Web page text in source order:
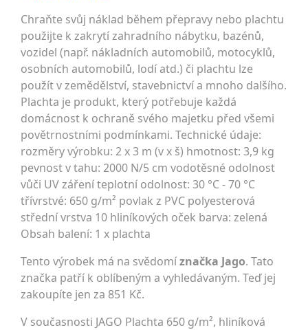
Chraňte svůj náklad během přepravy nebo plachtu
použijte k zakrytí zahradního nábytku, bazénů,
vozidel (např. nákladních automobilů, motocyklů,
osobních automobilů, lodí atd.) či plachtu lze
použít v zemědělství, stavebnictví a mnoho dalšího.
Plachta je produkt, který potřebuje každá
domácnost k ochraně svého majetku před všemi
povětrnostními podmínkami. Technické údaje:
rozměry výrobku: 2 x 3 m (v x š) hmotnost: 3,9 kg
pevnost v tahu: 2000 N/5 cm vodotěsné odolnost
vůči UV záření teplotní odolnost: 30 °C - 70 °C
třívrstvé: 650 g/m² povlak z PVC polyesterová
střední vrstva 10 hliníkových oček barva: zelená
Obsah balení: 1 x plachta
Tento výrobek má na svědomíznačka Jago. Tato
značka patří k oblíbeným a vyhledávaným. Teď jej
zakoupíte jen za 851 Kč.
V současnosti JAGO Plachta 650 g/m², hliníková